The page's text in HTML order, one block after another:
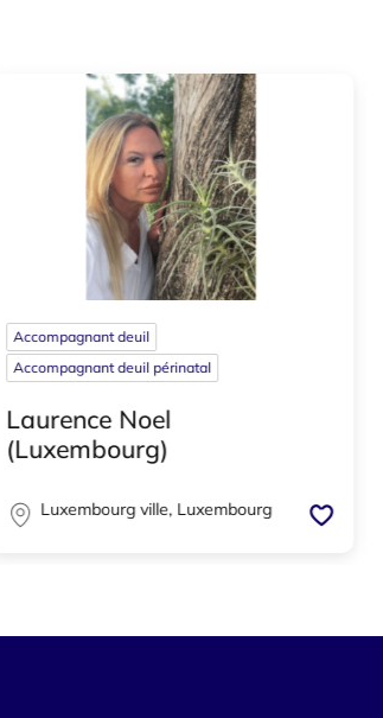
Accompagnant deuil
Accompagnant deuil périnatal
Laurence Noel
(Luxembourg)
Luxembourg ville, Luxembourg